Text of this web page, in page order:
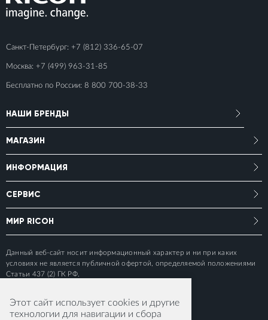
Санкт-Петербург: +7 (812) 336-65-07
Москва: +7 (499) 963-31-85
Бесплатно по России: 8 800 700-38-33
НАШИ БРЕНДЫ
МАГАЗИН
ИНФОРМАЦИЯ
СЕРВИС
МИР RICOH
Данный веб-сайт носит информационный характер и ни при каких
условиях не является публичной офертой, определяемой положениями
Статьи 437 (2) ГК РФ.
Этот сайт использует cookies и другие
технологии для навигации и сбора